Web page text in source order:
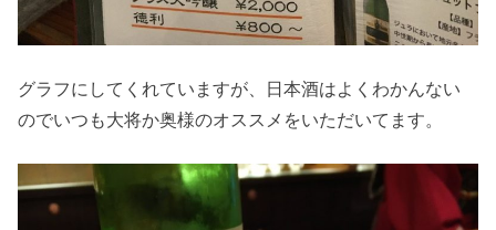
グラフにしてくれていますが、日本酒はよくわかんない
のでいつも大将か奥様のオススメをいただいてます。